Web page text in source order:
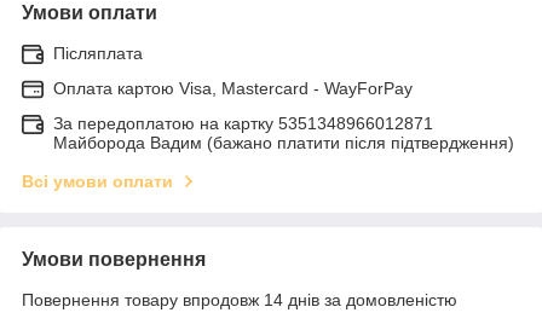
Умови оплати
Післяплата
Оплата картою Visa, Mastercard - WayForPay
За передоплатою на картку 5351348966012871
Майборода Вадим (бажано платити після підтвердження)
Всі умови оплати
Умови повернення
Повернення товару впродовж 14 днів за домовленістю